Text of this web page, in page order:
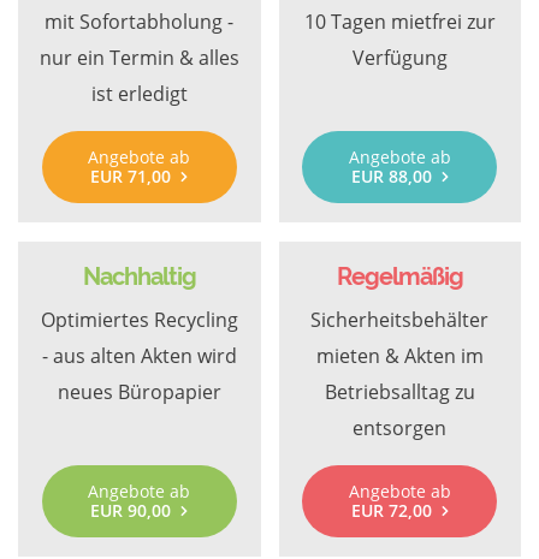
mit Sofortabholung -
nur ein Termin & alles
ist erledigt
Angebote ab
EUR 71,00
10 Tagen mietfrei zur
Verfügung
Angebote ab
EUR 88,00
Nachhaltig
Optimiertes Recycling
- aus alten Akten wird
neues Büropapier
Angebote ab
EUR 90,00
Regelmäßig
Sicherheitsbehälter
mieten & Akten im
Betriebsalltag zu
entsorgen
Angebote ab
EUR 72,00